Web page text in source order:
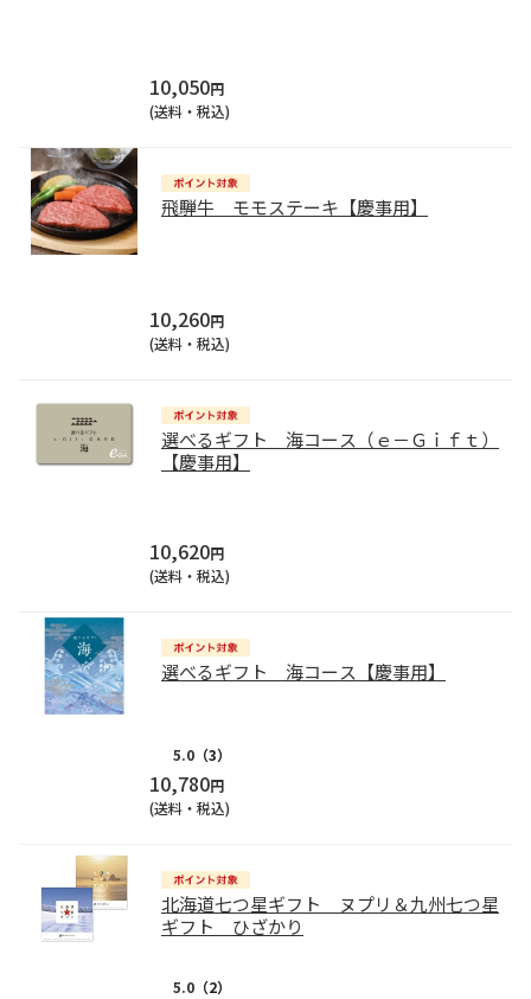
10,050円
(送料・税込)
飛騨牛 モモステーキ【慶事用】
10,260円
(送料・税込)
選べるギフト 海コース（ｅ－Ｇｉｆｔ）
【慶事用】
10,620円
(送料・税込)
選べるギフト 海コース【慶事用】
5.0 （3）
10,780円
(送料・税込)
北海道七つ星ギフト ヌプリ＆九州七つ星
ギフト ひざかり
5.0 （2）